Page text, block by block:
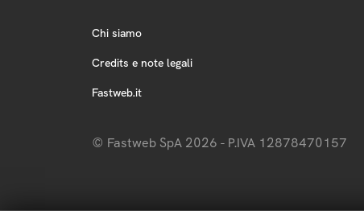
Chi siamo
Credits e note legali
Fastweb.it
© Fastweb SpA 2026 - P.IVA 12878470157